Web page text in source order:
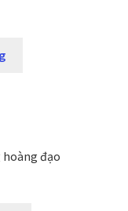
hoàng đạo